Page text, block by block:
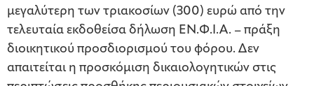
μεγαλύτερη των τριακοσίων (300) ευρώ από την
τελευταία εκδοθείσα δήλωση ΕΝ.Φ.Ι.Α. – πράξη
διοικητικού προσδιορισμού του φόρου. Δεν
απαιτείται η προσκόμιση δικαιολογητικών στις